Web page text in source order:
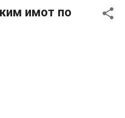
имот по